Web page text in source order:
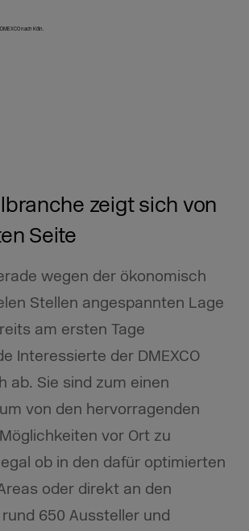
zeigt sich von
Seite
wegen der ökonomisch
Stellen angespannten Lage
am ersten Tage
Interessierte der DMEXCO
ab. Sie sind zum einen
von den hervorragenden
vor Ort zu
ob in den dafür optimierten
oder direkt an den
650 Aussteller und